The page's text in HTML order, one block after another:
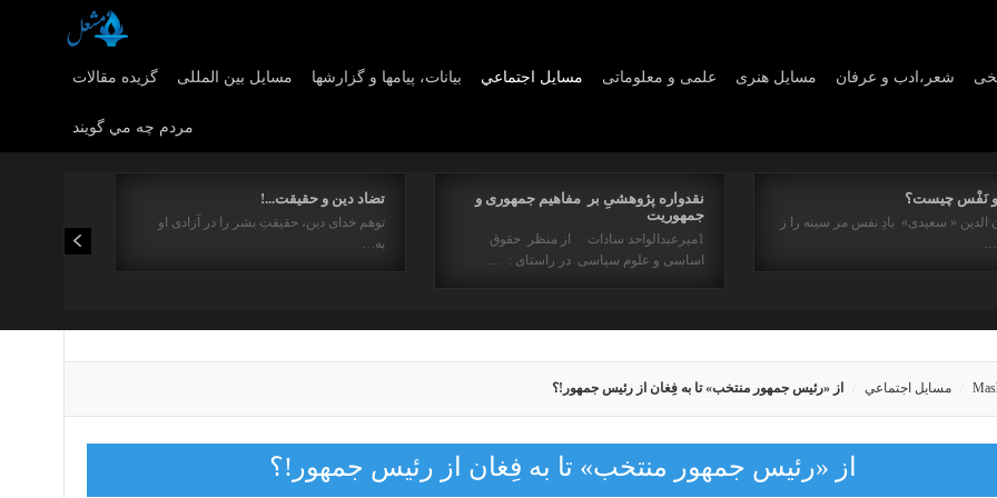
گزیده مقالات مسایل بین المللی بیانات، پیامها و گزارشها مسايل اجتماعي علمی و معلوماتی مسايل هنری شعر،ادب و عرفان
مردم چه مي گويند
تضاد دین و حقیقت...!
توهم خدای دین، حقیقتِ بشر را در آزادی او
به…
نقدواره پژوهشیِ بر مفاهیم جمهوری و
جمهوریت
1میرعبدالواحد سادات از منظر حقوق
اساسی و علوم سیاسی در راستای : …
و نَفْس چیست؟
الدین « سعیدی» بادِ نفس مر سینه را ز
مسايل اجتماعي از «رئیس جمهور منتخب» تا به فِغان از رئیس جمهور!؟
از «رئیس جمهور منتخب» تا به فِغان از رئیس جمهور!؟